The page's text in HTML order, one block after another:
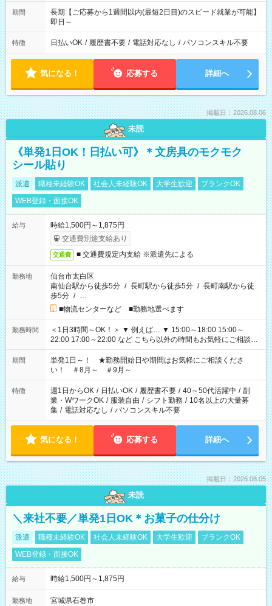
期間
長期【ご応募から1週間以内(最短2日目)のスピード就業が可能】
即日～
特徴 日払いOK / 履歴書不要 / 電話対応なし / パソコンスキル不要
気になる！ 応募する 詳細へ
掲載日：2026.08.06
未読
《単発1日OK！日払い可》＊文房具のモクモク
シール貼り
派遣 職種未経験OK 社会人未経験OK 大学生歓迎
ブランクOK
WEB登録・面接OK
給与
時給1,500円～1,875円
交通費別途支給あり
交通費 ■ 交通費規定内支給 ※派遣先による
勤務地
仙台市太白区
南仙台駅から徒歩5分 / 長町駅から徒歩5分 / 長町南駅から徒
歩5分 / …
■物流センターなど ■勤務地選べます
勤務時間
＜1日3時間～OK！＞ ▼ 例えば… ▼ 15:00～18:00 15:00～
22:00 17:00～22:00 など こちら以外の時間もお気軽にご相談く
ださい！
期間
単発1日～！ ★勤務開始日や期間はお気軽にご相談くださ
い！ ＃8月～ ＃9月～
特徴 週1日からOK / 日払いOK / 履歴書不要 / 40～50代活躍中 / 副
業・WワークOK / 服装自由 / シフト勤務 / 10名以上の大量募
集 / 電話対応なし / パソコンスキル不要
気になる！ 応募する 詳細へ
掲載日：2026.08.05
未読
＼来社不要／単発1日OK＊お菓子の仕分け
派遣 職種未経験OK 社会人未経験OK 大学生歓迎
ブランクOK
WEB登録・面接OK
給与 時給1,500円～1,875円
勤務地 宮城県石巻市